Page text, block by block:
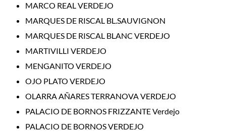
MARCO REAL VERDEJO
MARQUES DE RISCAL BL.SAUVIGNON
MARQUES DE RISCAL BLANC VERDEJO
MARTIVILLI VERDEJO
MENGANITO VERDEJO
OJO PLATO VERDEJO
OLARRA AÑARES TERRANOVA VERDEJO
PALACIO DE BORNOS FRIZZANTE Verdejo
PALACIO DE BORNOS VERDEJO